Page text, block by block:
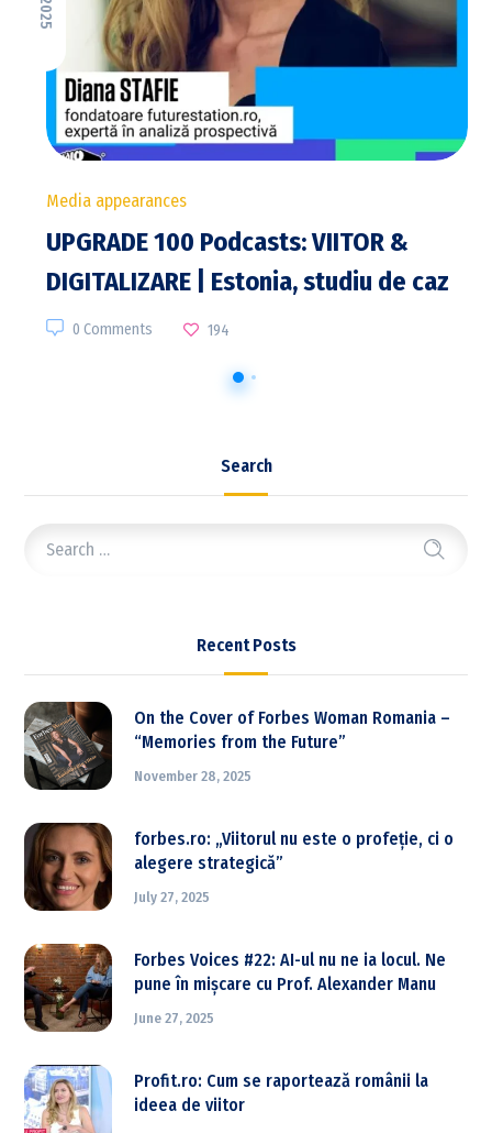
Media appearances
UPGRADE 100 Podcasts: VIITOR &
DIGITALIZARE | Estonia, studiu de caz
194
0 Comments
Search
Recent Posts
On the Cover of Forbes Woman Romania –
“Memories from the Future”
November 28, 2025
forbes.ro: „Viitorul nu este o profeție, ci o
alegere strategică”
July 27, 2025
Forbes Voices #22: AI-ul nu ne ia locul. Ne
pune în mișcare cu Prof. Alexander Manu
June 27, 2025
Profit.ro: Cum se raportează românii la
ideea de viitor